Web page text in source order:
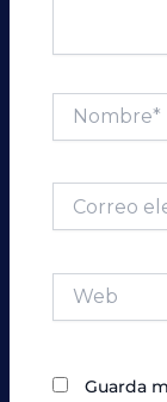
Nombre*
electrónico*
Web
Guarda